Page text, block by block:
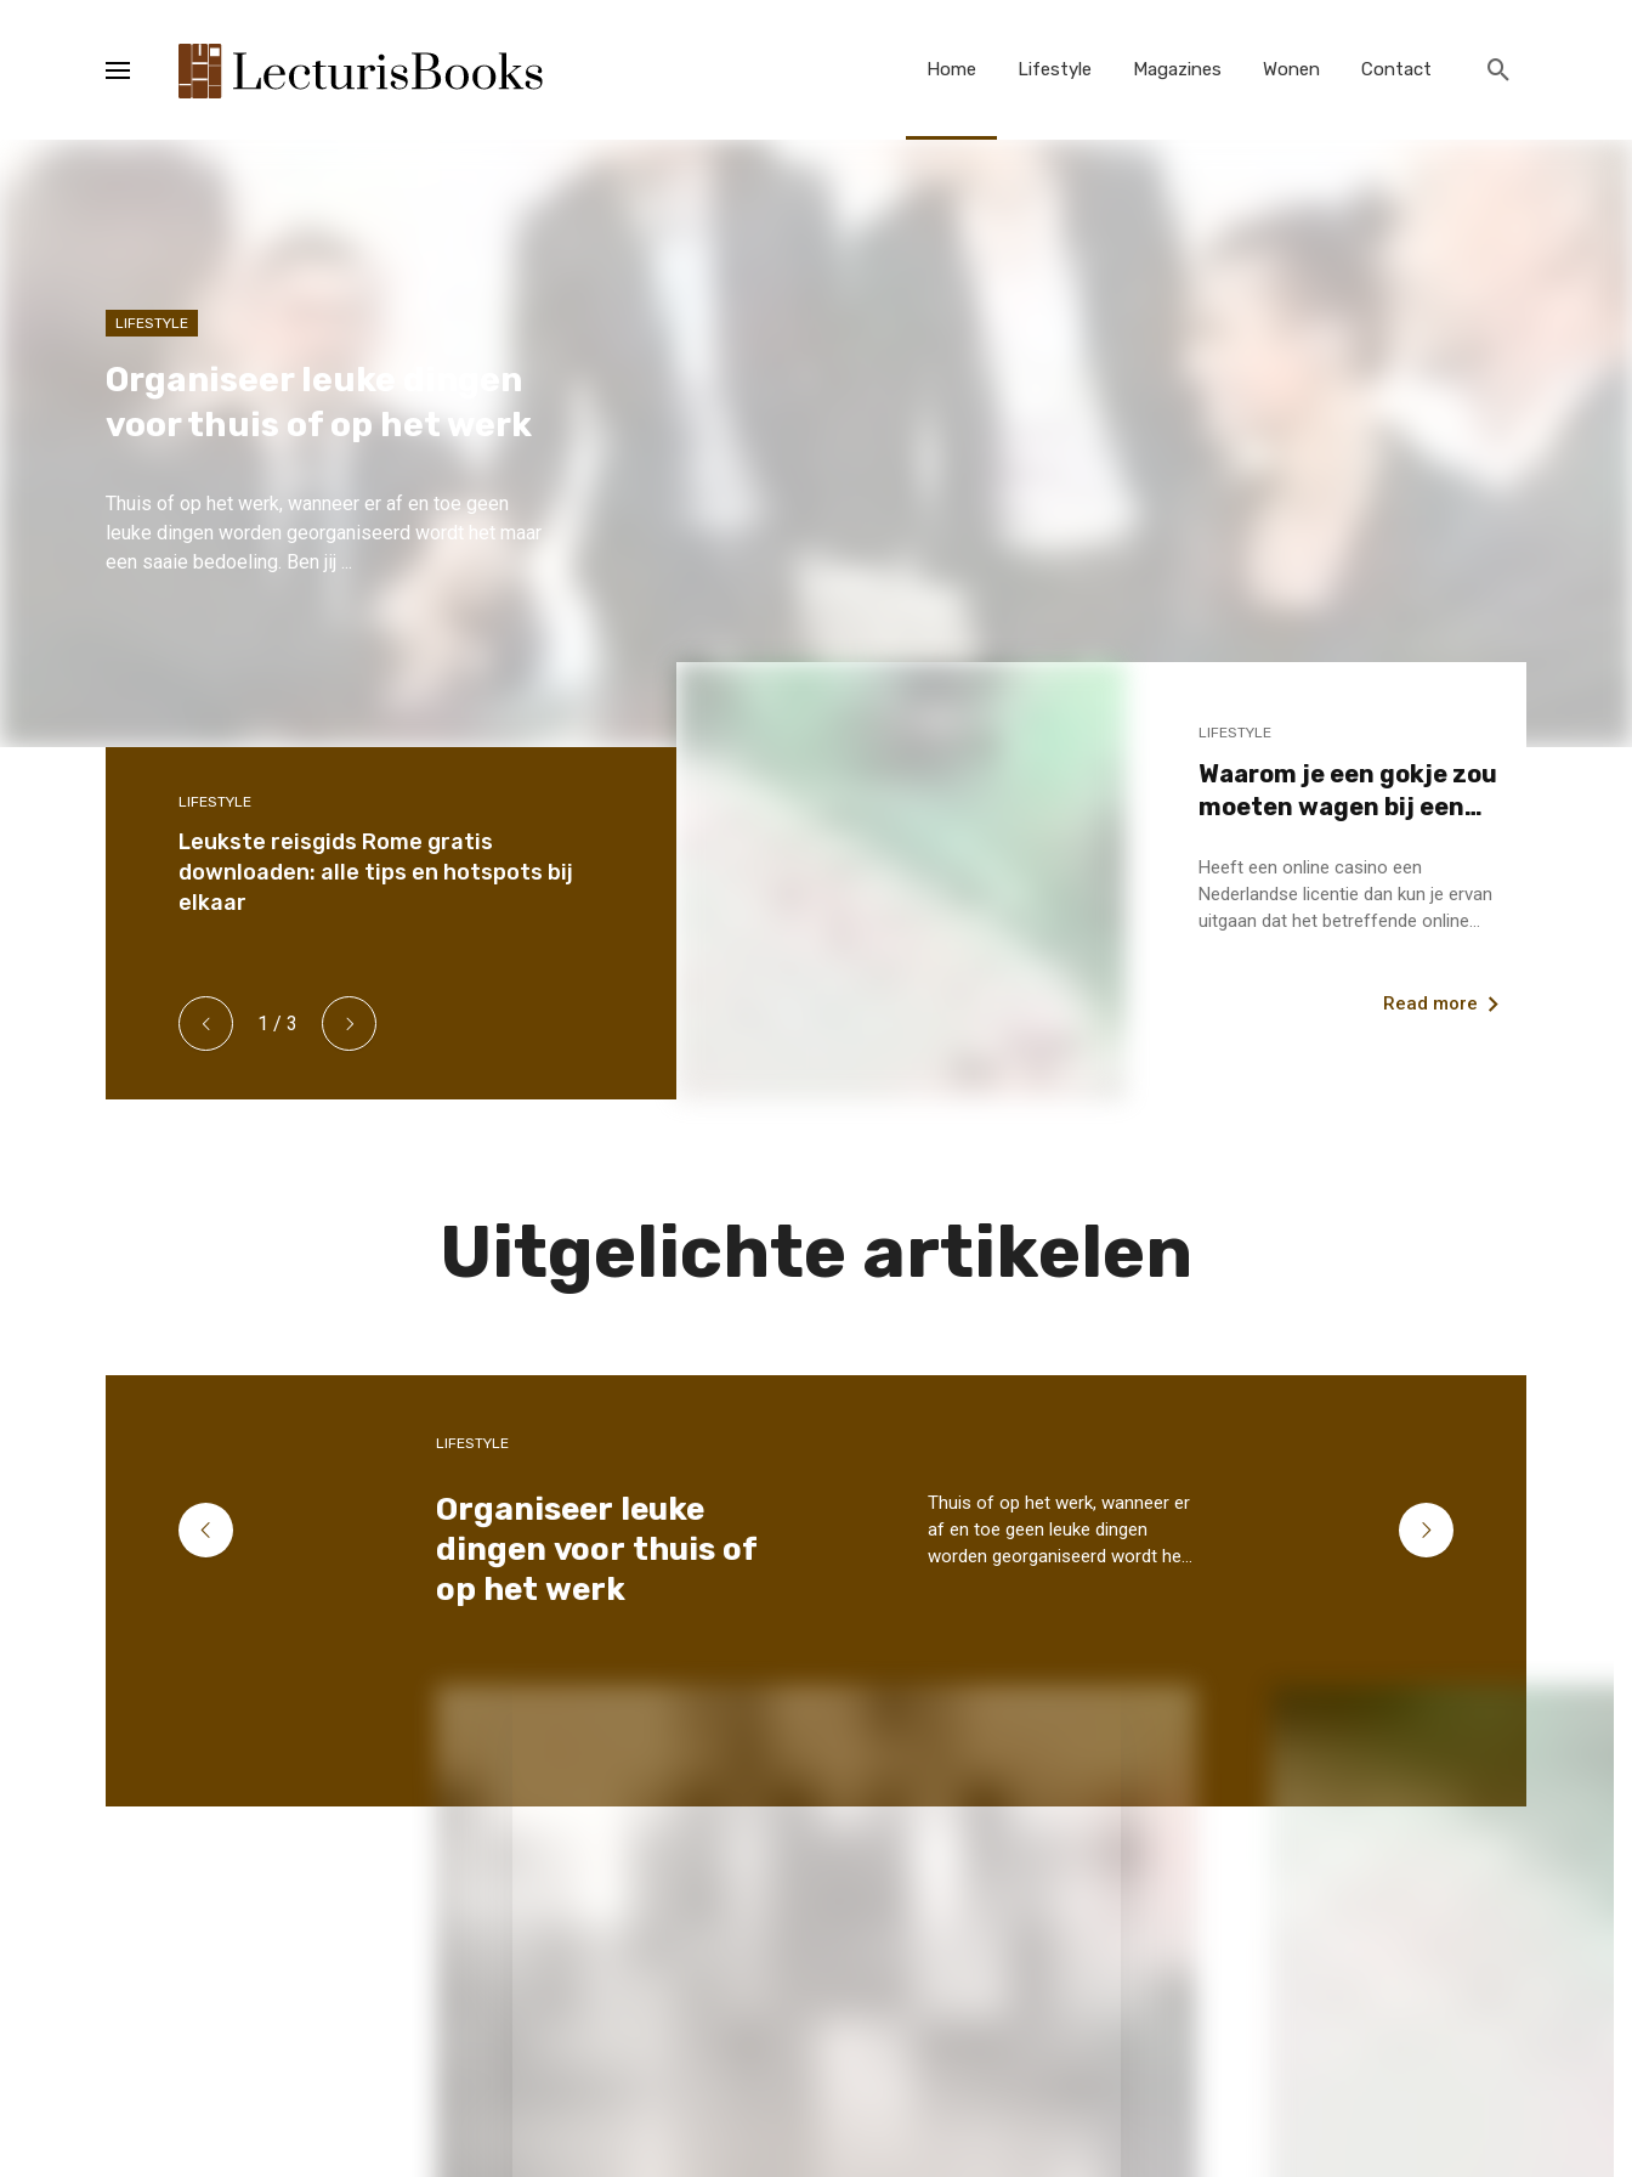
Home Lifestyle Magazines Wonen Contact
LIFESTYLE
Organiseer leuke dingen
voor thuis of op het werk
Thuis of op het werk, wanneer er af en toe geen
leuke dingen worden georganiseerd wordt het maar
een saaie bedoeling. Ben jij ...
LIFESTYLE
Waarom je een gokje zou
moeten wagen bij een
Heeft een online casino een
Nederlandse licentie dan kun je ervan
uitgaan dat het betreffende online
Read more
LIFESTYLE
Leukste reisgids Rome gratis
downloaden: alle tips en hotspots bij
elkaar
LIFESTYLE
Waarom is het goed om een
te houden?
1 / 3
Uitgelichte artikelen
Het mooie Italië bezoeken is altijd
een goed idee. Elk hoekje van
Italië heeft namelijk wel iets
LIFESTYLE
Organiseer leuke
dingen voor thuis of
op het werk
Thuis of op het werk, wanneer er
af en toe geen leuke dingen
worden georganiseerd wordt het
Waarom je een gokje
zou moeten wagen bij